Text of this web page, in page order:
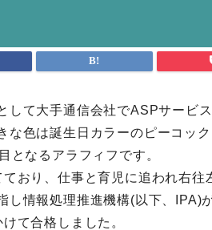
して大手通信会社でASPサービ
な色は誕生日カラーのピーコッ
となるアラフィフです。
おり、仕事と育児に追われ右往
し情報処理推進機構(以下、IPA)
て合格しました。